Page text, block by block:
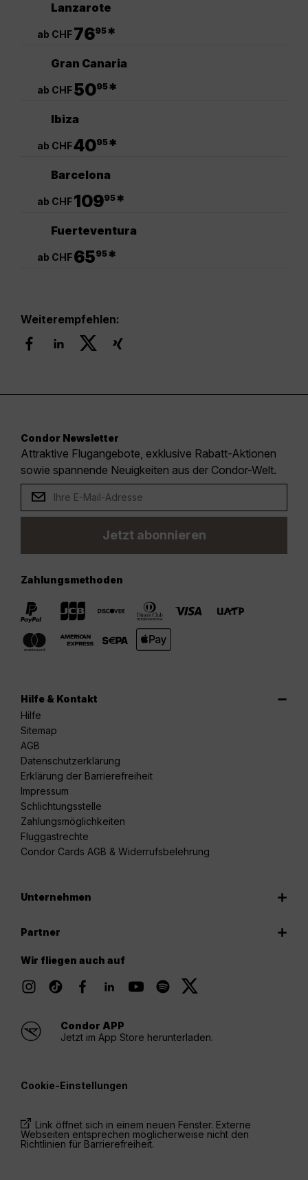
Lanzarote
ab CHF7695*
Gran Canaria
ab CHF5095*
Ibiza
ab CHF4095*
Barcelona
ab CHF10995*
Fuerteventura
ab CHF6595*
Weiterempfehlen:
Condor Newsletter
Attraktive Flugangebote, exklusive Rabatt-Aktionen
sowie spannende Neuigkeiten aus der Condor-Welt.
Jetzt abonnieren
Zahlungsmethoden
Hilfe & Kontakt
Hilfe
Sitemap
AGB
Datenschutzerklärung
Erklärung der Barrierefreiheit
Impressum
Schlichtungsstelle
Zahlungsmöglichkeiten
Fluggastrechte
Condor Cards AGB & Widerrufsbelehrung
Unternehmen
Partner
Wir fliegen auch auf
Condor APP
Jetzt im App Store herunterladen.
Cookie-Einstellungen
Link öffnet sich in einem neuen Fenster. Externe
Webseiten entsprechen möglicherweise nicht den
Richtlinien für Barrierefreiheit.